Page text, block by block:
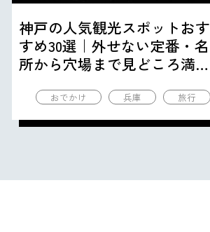
神戸の人気観光スポットおす
すめ30選｜外せない定番・名
所から穴場まで見どころ満載
おでかけ 兵庫 旅行